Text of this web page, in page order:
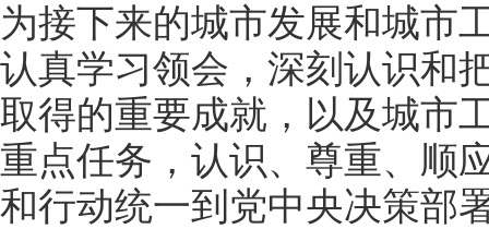
为接下来的城市发展和城市
认真学习领会，深刻认识和
取得的重要成就，以及城市
重点任务，认识、尊重、顺
和行动统一到党中央决策部